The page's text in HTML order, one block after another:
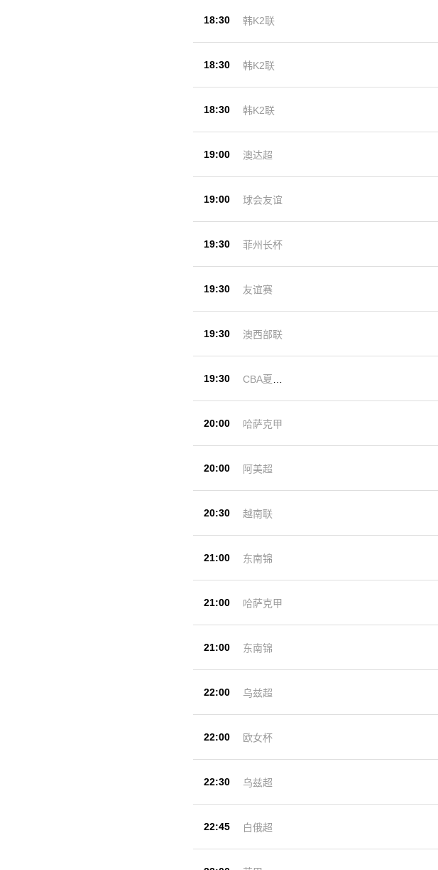
18:30 韩K2联
18:30 韩K2联
18:30 韩K2联
19:00 澳达超
19:00 球会友谊
19:30 菲州长杯
19:30 友谊赛
19:30 澳西部联
19:30
CBA夏季
20:00 哈萨克甲
20:00 阿美超
20:30 越南联
21:00 东南锦
21:00 哈萨克甲
21:00 东南锦
22:00 乌兹超
22:00 欧女杯
22:30 乌兹超
22:45 白俄超